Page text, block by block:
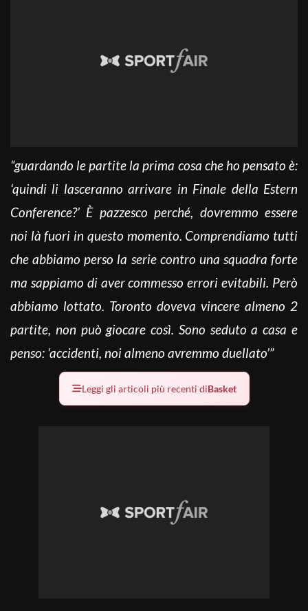
“guardando le partite la prima cosa che ho pensato è:
‘quindi li lasceranno arrivare in Finale della Estern
Conference?’ È pazzesco perché, dovremmo essere
noi là fuori in questo momento. Comprendiamo tutti
che abbiamo perso la serie contro una squadra forte
ma sappiamo di aver commesso errori evitabili. Però
abbiamo lottato. Toronto doveva vincere almeno 2
partite, non può giocare così. Sono seduto a casa e
penso: ‘accidenti, noi almeno avremmo duellato’”
Leggi gli articoli più recenti diBasket